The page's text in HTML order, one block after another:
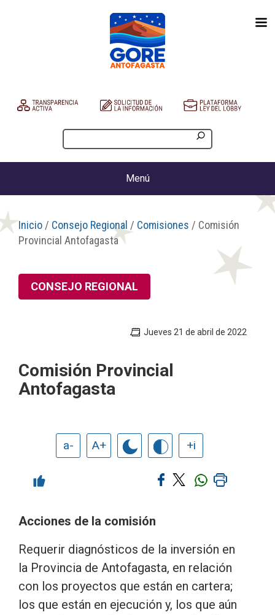
Menú
Inicio / Consejo Regional / Comisiones / Comisión
Provincial Antofagasta
CONSEJO REGIONAL
Jueves 21 de abril de 2022
Comisión Provincial
Antofagasta
a- A+ +i
Acciones de la comisión
Requerir diagnósticos de la inversión en
la Provincia de Antofagasta, en relación
con los proyectos que están en cartera;
los que están en ejecución y, los que aún